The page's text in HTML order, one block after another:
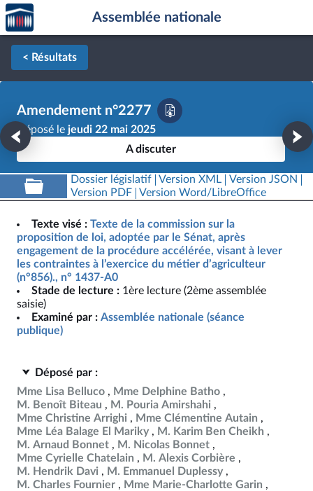
Aller au contenu
Aller en bas de la page
Accèder
à la
page
d'accueil
Assemblée nationale
< Résultats
Amendement n°2277
Déposé le jeudi 22 mai 2025
A discuter
Dossier législatif Version XML
Version JSON
Version PDF
Version Word/LibreOffice
Texte visé : Texte de la commission sur la
proposition de loi, adoptée par le Sénat, après
engagement de la procédure accélérée, visant à lever
les contraintes à l’exercice du métier d’agriculteur
(n°856)., n° 1437-A0
Stade de lecture : 1ère lecture (2ème assemblée
saisie)
Examiné par : Assemblée nationale (séance
publique)
Déposé par :
Mme Lisa Belluco
Mme Delphine Batho
M. Benoît Biteau
M. Pouria Amirshahi
Mme Christine Arrighi
Mme Clémentine Autain
Mme Léa Balage El Mariky
M. Karim Ben Cheikh
M. Arnaud Bonnet
M. Nicolas Bonnet
Mme Cyrielle Chatelain
M. Alexis Corbière
M. Hendrik Davi
M. Emmanuel Duplessy
M. Charles Fournier
Mme Marie-Charlotte Garin